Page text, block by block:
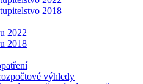
2018
2022
2018
výhledy